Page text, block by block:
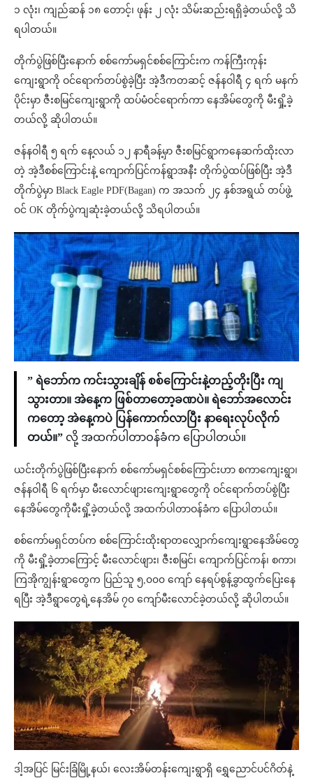
၁ လုံး၊ ကျည်ဆန် ၁၈ တောင့်၊ ဖုန်း ၂ လုံး သိမ်းဆည်းရရှိခဲ့တယ်လို့ သိ
ရပါတယ်။
တိုက်ပွဲဖြစ်ပြီးနောက် စစ်ကော်မရှင်စစ်ကြောင်းက ကန်ကြီးကုန်း
ကျေးရွာကို ဝင်ရောက်တပ်စွဲခဲ့ပြီး အဲ့ဒီကတဆင့် ဇန်နဝါရီ ၄ ရက် မနက်
ပိုင်းမှာ ဇီးစမြင်ကျေးရွာကို ထပ်မံဝင်ရောက်ကာ နေအိမ်တွေကို မီးရှို့ခဲ့
တယ်လို့ ဆိုပါတယ်။
ဇန်နဝါရီ ၅ ရက် နေ့လ​ယ် ၁၂ နာရီခန့်မှာ ဇီးစမြင်ရွာကနေဆက်ထိုးလာ
တဲ့ အဲ့ဒီစစ်ကြောင်းနဲ့ ကျောက်ပြင်ကန်ရွာအနီး တိုက်ပွဲထပ်ဖြစ်ပြီး အဲ့ဒီ
တိုက်ပွဲမှာ Black Eagle PDF(Bagan) က အသက် ၂၄ နှစ်အရွယ် တပ်ဖွဲ့
ဝင် OK တိုက်ပွဲကျဆုံးခဲ့တယ်လို့ သိရပါတယ်။
” ရဲဘော်က ကင်းသွားချိန် စစ်ကြောင်းနဲ့တည့်တိုးပြီး ကျ
သွားတာ။ အဲနေ့က ဖြစ်တာတော့ခဏပဲ။ ရဲဘော်အလောင်း
ကတော့ အဲနေ့ကပဲ ပြန်ကောက်လာပြီး နာရေးလုပ်လိုက်
တယ်။” လို့ အထက်ပါတာဝန်ခံက ပြောပါတယ်။
ယင်းတိုက်ပွဲဖြစ်ပြီးနောက် စစ်ကော်မရှင်စစ်ကြောင်းဟာ စကာကျေးရွာ၊
ဇန်နဝါရီ ၆ ရက်မှာ မီးလောင်ဖျားကျေးရွာတွေကို ဝင်ရောက်တပ်စွဲပြီး
နေအိမ်တွေကိုမီးရှို့ခဲ့တယ်လို့ အထက်ပါတာဝန်ခံက ပြောပါတယ်။
စစ်ကော်မရှင်တပ်က စစ်ကြောင်းထိုးရာတလျှောက်ကျေးရွာနေအိမ်တွေ
ကို မီးရှို့ခဲ့တာကြောင့် မီးလောင်ဖျား၊ ဇီးစမြင်၊ ကျောက်ပြင်ကန်၊ စကာ၊
ကြအိုကျွန်းရွာတွေက ပြည်သူ ၅,၀၀၀ ကျော် နေရပ်စွန့်ခွာထွက်ပြေးနေ
ရပြီး အဲ့ဒီရွာတွေရဲ့နေအိမ် ၇၀ ကျော်မီးလောင်ခဲ့တယ်လို့ ဆိုပါတယ်။
ဒါ့အပြင် မြင်းခြံမြို့နယ်၊ လေးအိမ်တန်းကျေးရွာရှိ ရွှေညောင်ပင်ဂိတ်နဲ့